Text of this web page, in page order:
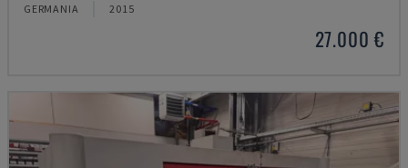
GERMANIA 2015
27.000 €